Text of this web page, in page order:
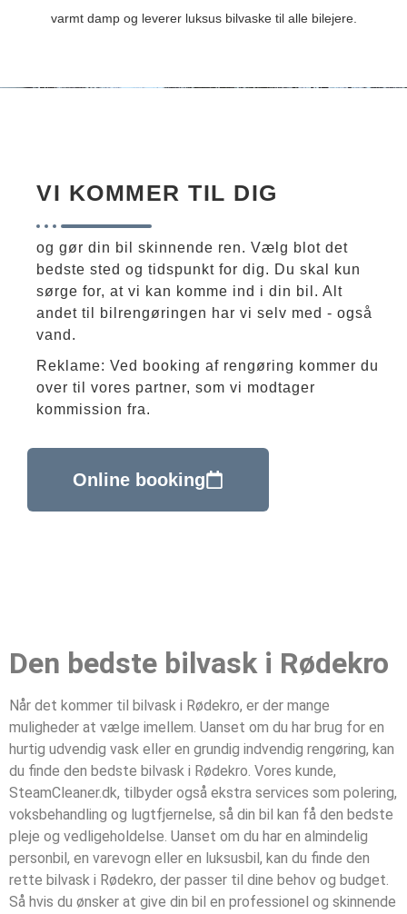
varmt damp og leverer luksus bilvaske til alle bilejere.
VI KOMMER TIL DIG
og gør din bil skinnende ren. Vælg blot det
bedste sted og tidspunkt for dig. Du skal kun
sørge for, at vi kan komme ind i din bil. Alt
andet til bilrengøringen har vi selv med - også
vand.
Reklame: Ved booking af rengøring kommer du
over til vores partner, som vi modtager
kommission fra.
Online booking
Den bedste bilvask i Rødekro
Når det kommer til bilvask i Rødekro, er der mange
muligheder at vælge imellem. Uanset om du har brug for en
hurtig udvendig vask eller en grundig indvendig rengøring, kan
du finde den bedste bilvask i Rødekro. Vores kunde,
SteamCleaner.dk, tilbyder også ekstra services som polering,
voksbehandling og lugtfjernelse, så din bil kan få den bedste
pleje og vedligeholdelse. Uanset om du har en almindelig
personbil, en varevogn eller en luksusbil, kan du finde den
rette bilvask i Rødekro, der passer til dine behov og budget.
Så hvis du ønsker at give din bil en professionel og skinnende